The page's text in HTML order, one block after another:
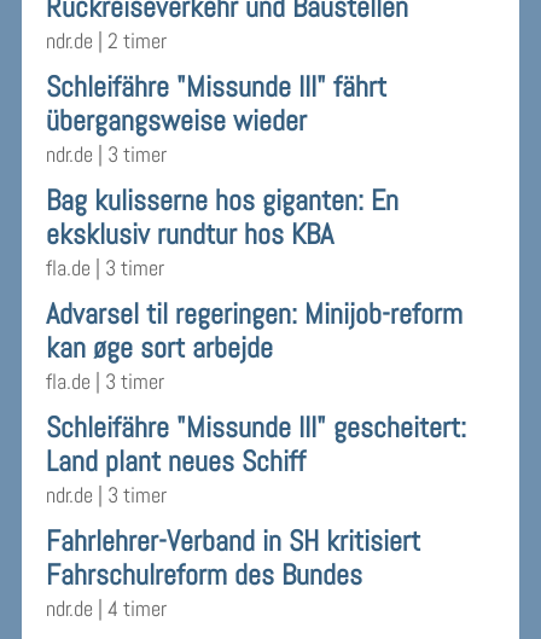
ndr.de | 2 timer
Schleifähre "Missunde III" fährt
übergangsweise wieder
ndr.de | 3 timer
Bag kulisserne hos giganten: En
eksklusiv rundtur hos KBA
fla.de | 3 timer
Advarsel til regeringen: Minijob-reform
kan øge sort arbejde
fla.de | 3 timer
Schleifähre "Missunde III" gescheitert:
Land plant neues Schiff
ndr.de | 3 timer
Fahrlehrer-Verband in SH kritisiert
Fahrschulreform des Bundes
ndr.de | 4 timer